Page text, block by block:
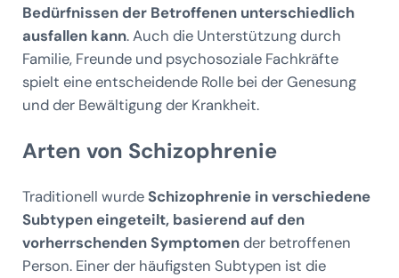
Bedürfnissen der Betroffenen unterschiedlich
ausfallen kann. Auch die Unterstützung durch
Familie, Freunde und psychosoziale Fachkräfte
spielt eine entscheidende Rolle bei der Genesung
und der Bewältigung der Krankheit.
Arten von Schizophrenie
Traditionell wurde Schizophrenie in verschiedene
Subtypen eingeteilt, basierend auf den
vorherrschenden Symptomender betroffenen
Person. Einer der häufigsten Subtypen ist die